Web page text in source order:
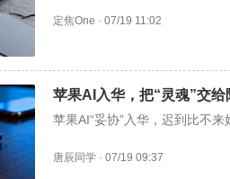
定焦One · 07/19 11:02
苹果AI入华，把“灵魂”交给
苹果AI“妥协”入华，迟到比不来
唐辰同学 · 07/19 09:37